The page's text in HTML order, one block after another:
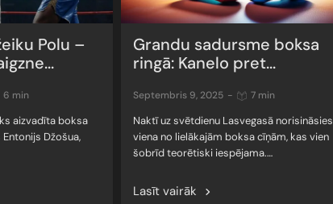
Polu –
6 min
aizvadīta boksa
Džošua,
Grandu sadursme boksa
ringā: Kanelo pret...
septembris 9, 2025 - 7 min
Naktī uz svētdienu Lasvegasā norisināsies
viena no lielākajām boksa cīņām, kas vien
šobrīd teorētiski iespējama.…
Lasīt vairāk